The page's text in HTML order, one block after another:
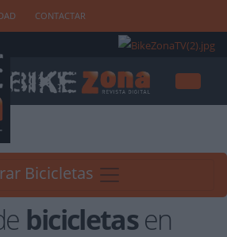
CONTACTAR
Bicicletas
bicicletasen